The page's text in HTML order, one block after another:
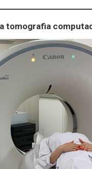
tomografia